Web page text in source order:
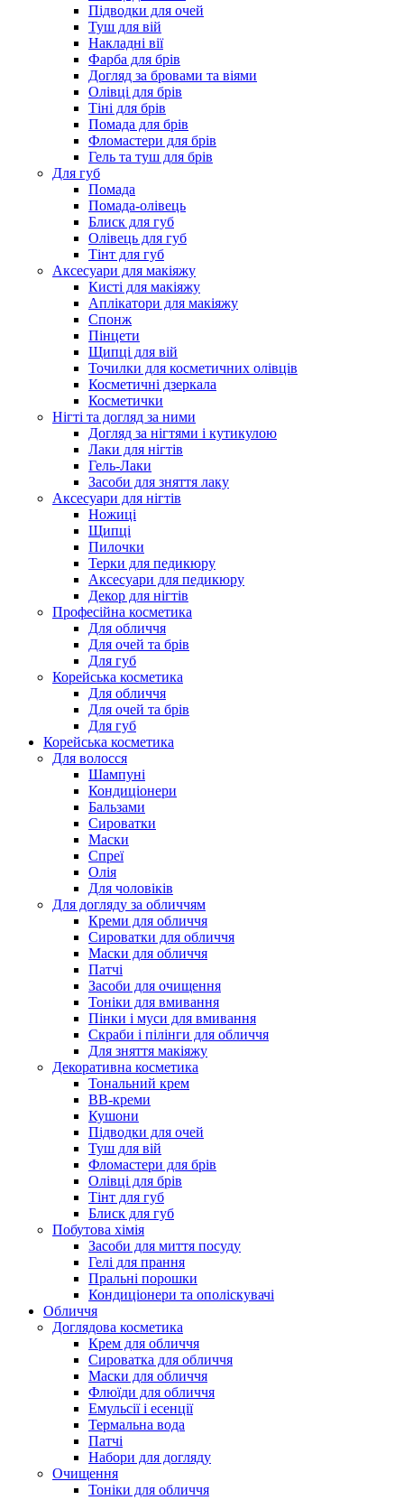
Підводки для очей
Туш для вій
Накладні вії
Фарба для брів
Догляд за бровами та віями
Олівці для брів
Тіні для брів
Помада для брів
Фломастери для брів
Гель та туш для брів
Для губ
Помада
Помада-олівець
Блиск для губ
Олівець для губ
Тінт для губ
Аксесуари для макіяжу
Кисті для макіяжу
Аплікатори для макіяжу
Спонж
Пінцети
Щипці для вій
Точилки для косметичних олівців
Косметичні дзеркала
Косметички
Нігті та догляд за ними
Догляд за нігтями і кутикулою
Лаки для нігтів
Гель-Лаки
Засоби для зняття лаку
Аксесуари для нігтів
Ножиці
Щипці
Пилочки
Терки для педикюру
Аксесуари для педикюру
Декор для нігтів
Професійна косметика
Для обличчя
Для очей та брів
Для губ
Корейська косметика
Для обличчя
Для очей та брів
Для губ
Корейська косметика
Для волосся
Шампуні
Кондиціонери
Бальзами
Сироватки
Маски
Спреї
Олія
Для чоловіків
Для догляду за обличчям
Креми для обличчя
Сироватки для обличчя
Маски для обличчя
Патчі
Засоби для очищення
Тоніки для вмивання
Пінки і муси для вмивання
Скраби і пілінги для обличчя
Для зняття макіяжу
Декоративна косметика
Тональний крем
BB-креми
Кушони
Підводки для очей
Туш для вій
Фломастери для брів
Олівці для брів
Тінт для губ
Блиск для губ
Побутова хімія
Засоби для миття посуду
Гелі для прання
Пральні порошки
Кондиціонери та ополіскувачі
Обличчя
Доглядова косметика
Крем для обличчя
Сироватка для обличчя
Маски для обличчя
Флюїди для обличчя
Емульсії і есенції
Термальна вода
Патчі
Набори для догляду
Очищення
Тоніки для обличчя